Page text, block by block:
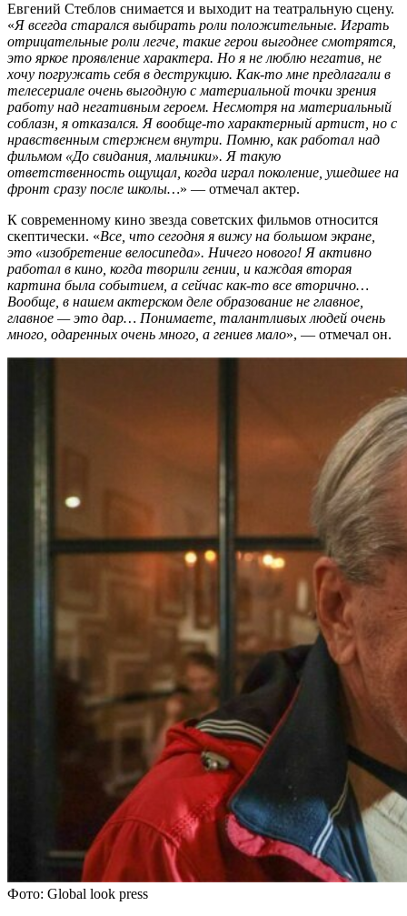
Евгений Стеблов снимается и выходит на театральную сцену.
«Я всегда старался выбирать роли положительные. Играть
отрицательные роли легче, такие герои выгоднее смотрятся,
это яркое проявление характера. Но я не люблю негатив, не
хочу погружать себя в деструкцию. Как-то мне предлагали в
телесериале очень выгодную с материальной точки зрения
работу над негативным героем. Несмотря на материальный
соблазн, я отказался. Я вообще-то характерный артист, но с
нравственным стержнем внутри. Помню, как работал над
фильмом «До свидания, мальчики». Я такую
ответственность ощущал, когда играл поколение, ушедшее на
фронт сразу после школы…» — отмечал актер.
К современному кино звезда советских фильмов относится
скептически. «Все, что сегодня я вижу на большом экране,
это «изобретение велосипеда». Ничего нового! Я активно
работал в кино, когда творили гении, и каждая вторая
картина была событием, а сейчас как-то все вторично…
Вообще, в нашем актерском деле образование не главное,
главное — это дар… Понимаете, талантливых людей очень
много, одаренных очень много, а гениев мало», — отмечал он.
Фото: Global look press